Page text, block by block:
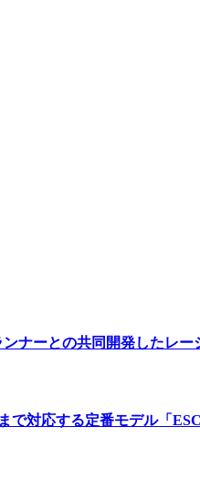
ナーとの共同開発したレ
で対応する定番モデル「